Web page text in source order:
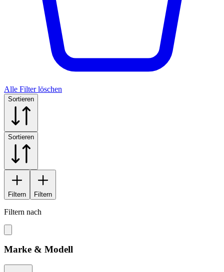
Alle Filter löschen
Sortieren
Sortieren
Filtern Filtern
Filtern nach
Marke & Modell